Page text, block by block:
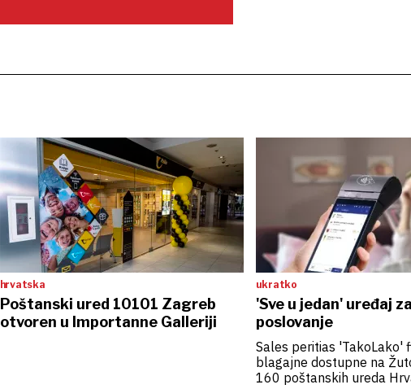
hrvatska
Poštanski ured 10101 Zagreb
otvoren u Importanne Galleriji
ukratko
'Sve u jedan' uređaj
poslovanje
Sales peritias 'TakoLako'
blagajne dostupne na
160 poštanskih ureda